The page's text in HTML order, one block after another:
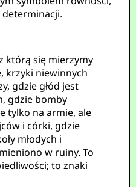
którą się mierzymy
krzyki niewinnych
gdzie głód jest
gdzie bomby
tylko na armie, ale
i córki, gdzie
młodych i
w ruiny. To
to znaki